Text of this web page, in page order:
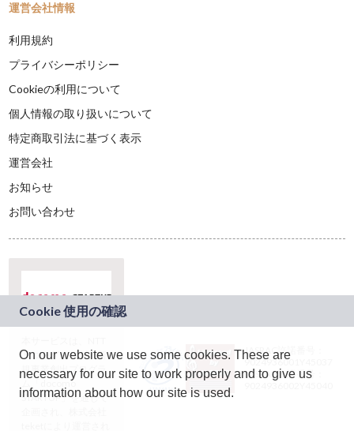
運営会社情報
利用規約
プライバシーポリシー
Cookieの利用について
個人情報の取り扱いについて
特定商取引法に基づく表示
運営会社
お知らせ
お問い合わせ
ドコモグループの新
規事業創出プログラ
ム「docomo
STARTUP」を通じて
JASRAC許諾番号：
9024936001Y45037
JASRAC許諾番号：
On our website we use some cookies. These are
necessary for our site to work properly and to give us
information about how our site is used.